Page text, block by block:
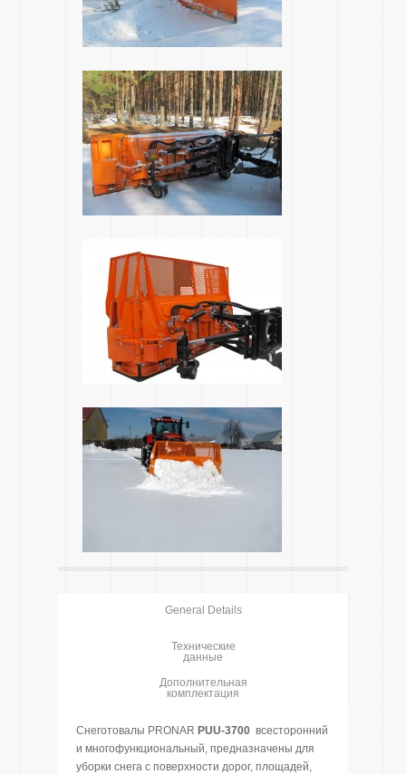
General Details
Технические
данные
Дополнительная
комплектация
Cнеготовалы PRONAR PUU-3700 всесторонний
и многофункциональный, предназначены для
уборки снега с поверхности дорог, площадей,